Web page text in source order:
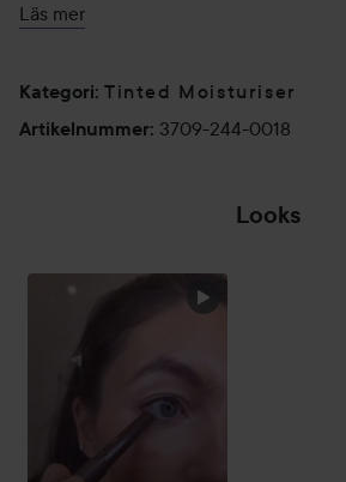
huden redan efter en dag**
vårdar samtidigt*
- Naturligt flawless: 100 % instämmer -
ut direkt och över tid*
- Mjuk och touchbar hud: 100 %
- Naturligt fyllig hud: 90 % instämmer -
ut direkt och över tid*
frisk och hälsosam ut över tid*
- Sömlös applicering: 100 %
perfekt in i huden*
- Skonsam och bekväm känsla: 100 %
Läs mer
Kategori: Tinted Moisturiser
Artikelnummer: 3709-244-0018
Looks